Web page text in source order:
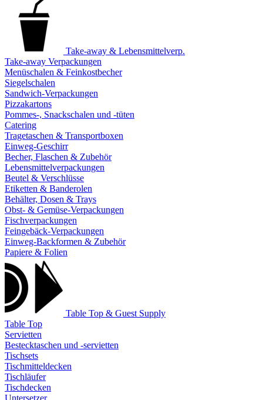
Take-away & Lebensmittelverp.
Take-away Verpackungen
Menüschalen & Feinkostbecher
Siegelschalen
Sandwich-Verpackungen
Pizzakartons
Pommes-, Snackschalen und -tüten
Catering
Tragetaschen & Transportboxen
Einweg-Geschirr
Becher, Flaschen & Zubehör
Lebensmittelverpackungen
Beutel & Verschlüsse
Etiketten & Banderolen
Behälter, Dosen & Trays
Obst- & Gemüse-Verpackungen
Fischverpackungen
Feingebäck-Verpackungen
Einweg-Backformen & Zubehör
Papiere & Folien
Table Top & Guest Supply
Table Top
Servietten
Bestecktaschen und -servietten
Tischsets
Tischmitteldecken
Tischläufer
Tischdecken